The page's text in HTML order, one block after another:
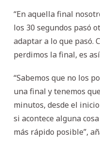
“En aquella final
los 30 segundos pasó
adaptar a lo que pasó.
perdimos la final, es
“Sabemos que no los
una final y tenemos
minutos, desde el
si acontece alguna
más rápido posible”,